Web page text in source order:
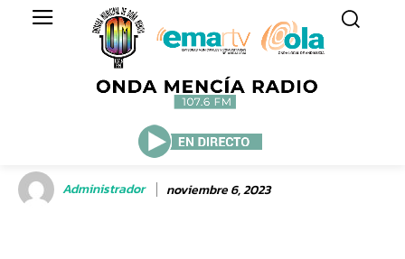
Administrador noviembre 6, 2023